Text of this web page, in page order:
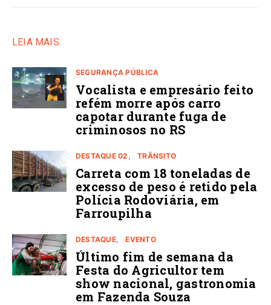
LEIA MAIS
SEGURANÇA PÚBLICA
Vocalista e empresário feito
refém morre após carro
capotar durante fuga de
criminosos no RS
DESTAQUE 02 TRÂNSITO
Carreta com 18 toneladas de
excesso de peso é retido pela
Polícia Rodoviária, em
Farroupilha
DESTAQUE EVENTO
Último fim de semana da
Festa do Agricultor tem
show nacional, gastronomia
em Fazenda Souza